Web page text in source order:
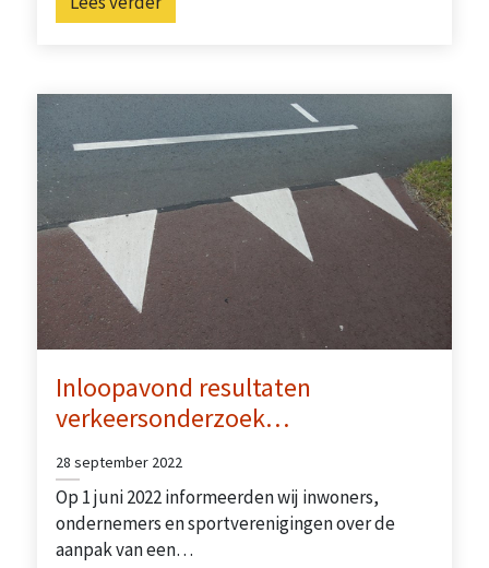
Inloopavond resultaten
verkeersonderzoek…
28 september 2022
Op 1 juni 2022 informeerden wij inwoners,
ondernemers en sportverenigingen over de
aanpak van een…